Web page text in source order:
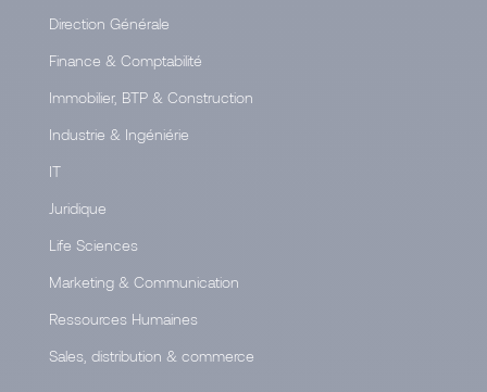
Direction Générale
Finance & Comptabilité
Immobilier, BTP & Construction
Industrie & Ingéniérie
IT
Juridique
Life Sciences
Marketing & Communication
Ressources Humaines
Sales, distribution & commerce